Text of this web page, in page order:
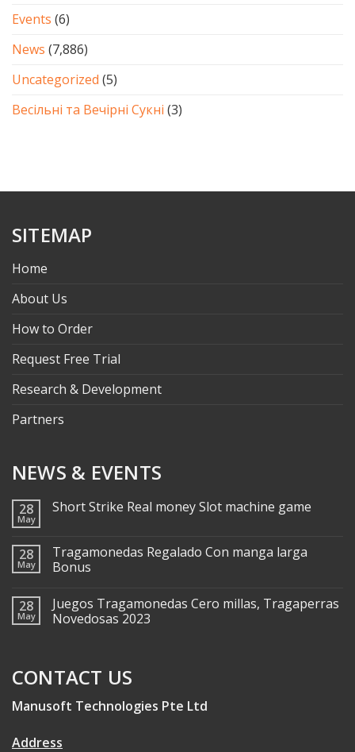
Events (6)
News (7,886)
Uncategorized (5)
Весільні та Вечірні Сукні (3)
SITEMAP
Home
About Us
How to Order
Request Free Trial
Research & Development
Partners
NEWS & EVENTS
28
May
Short Strike Real money Slot machine game
28
May
Tragamonedas Regalado Con manga larga
Bonus
28
May
Juegos Tragamonedas Cero millas, Tragaperras
Novedosas 2023
CONTACT US
Manusoft Technologies Pte Ltd
Address